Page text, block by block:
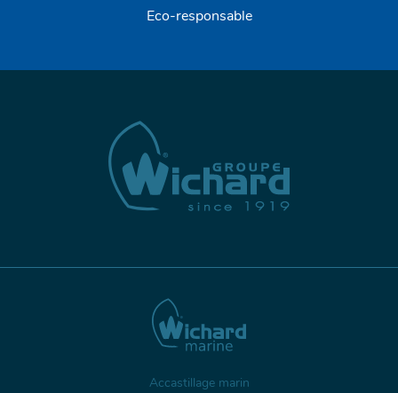
Eco-responsable
Accastillage marin